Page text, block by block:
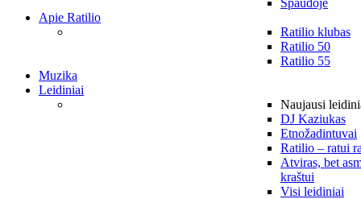
Spaudoje
Apie Ratilio
Ratilio klubas
Ratilio 50
Ratilio 55
Muzika
Leidiniai
Naujausi
DJ Kaziukas
Etnožadintuvai
Ratilio – ratui
Atviras, bet
kraštui
Visi leidiniai